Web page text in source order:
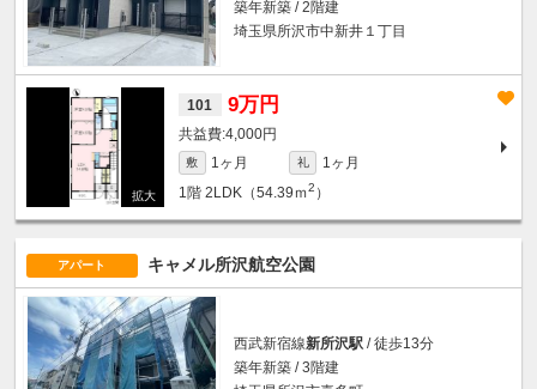
築年新築 / 2階建
埼玉県所沢市中新井１丁目
101 9万円
4,000円
敷 1ヶ月 礼
1ヶ月
1階 2LDK（54.39ｍ2 ）
アパート キャメル所沢航空公園
西武新宿線新所沢駅 / 徒歩13分
築年新築 / 3階建